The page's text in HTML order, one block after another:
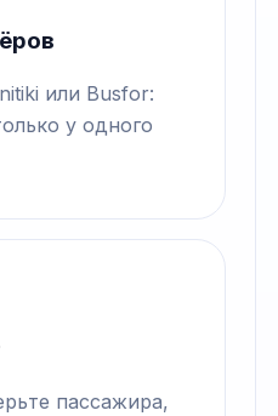
или Busfor:
у одного
пассажира,